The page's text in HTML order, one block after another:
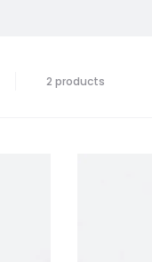
2 products